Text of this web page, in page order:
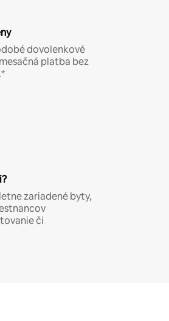
dovolenkové
platba bez
zariadené byty,
či